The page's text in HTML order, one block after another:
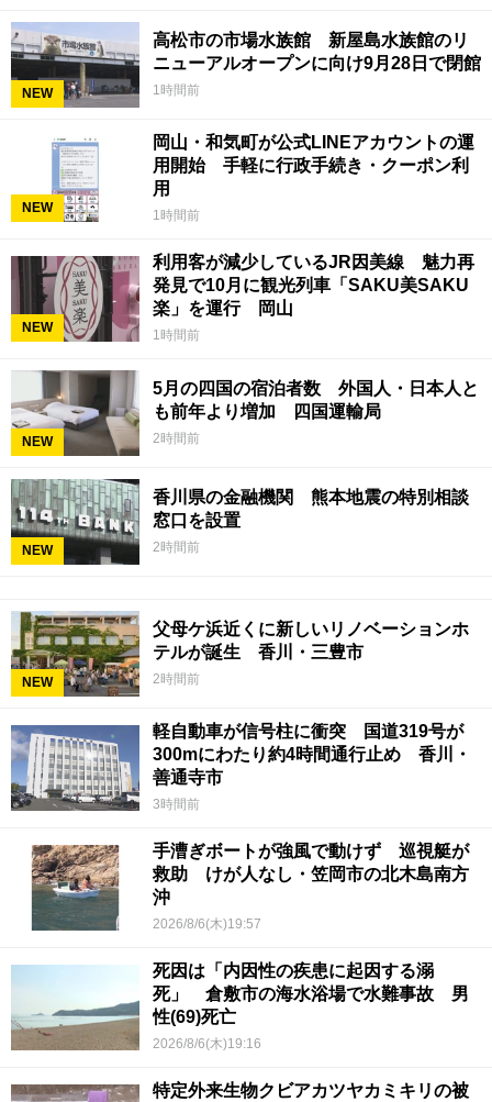
NEW
高松市の市場水族館 新屋島水族館のリ
ニューアルオープンに向け9月28日で閉館
1時間前
NEW
岡山・和気町が公式LINEアカウントの運
用開始 手軽に行政手続き・クーポン利
用
1時間前
NEW
利用客が減少しているJR因美線 魅力再
発見で10月に観光列車「SAKU美SAKU
楽」を運行 岡山
1時間前
NEW
5月の四国の宿泊者数 外国人・日本人と
も前年より増加 四国運輸局
2時間前
NEW
香川県の金融機関 熊本地震の特別相談
窓口を設置
2時間前
NEW
父母ケ浜近くに新しいリノベーションホ
テルが誕生 香川・三豊市
2時間前
軽自動車が信号柱に衝突 国道319号が
300mにわたり約4時間通行止め 香川・
善通寺市
3時間前
手漕ぎボートが強風で動けず 巡視艇が
救助 けが人なし・笠岡市の北木島南方
沖
2026/8/6(木)19:57
死因は「内因性の疾患に起因する溺
死」 倉敷市の海水浴場で水難事故 男
性(69)死亡
2026/8/6(木)19:16
特定外来生物クビアカツヤカミキリの被